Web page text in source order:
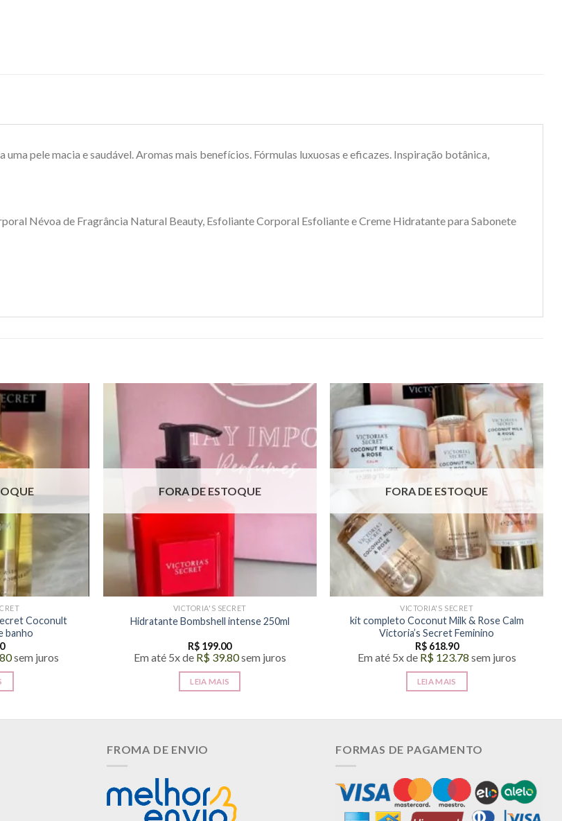
pele macia e saudável. Aromas mais benefícios. Fórmulas luxuosas e eficazes. Inspiração botânica,
Névoa de Fragrância Natural Beauty, Esfoliante Corporal Esfoliante e Creme Hidratante para Sabonete
Coconult
banho
sem juros
FORA DE ESTOQUE
VICTORIA'S SECRET
Hidratante Bombshell intense 250ml
R$ 199.00
Em até 5x de R$39.80sem juros
LEIA MAIS
FORA DE ESTOQUE
VICTORIA'S SECRET
kit completo Coconut Milk & Rose Calm
Victoria’s Secret Feminino
R$618.90
Em até 5x de R$123.78 sem juros
LEIA MAIS
FROMA DE ENVIO FORMAS DE PAGAMENTO